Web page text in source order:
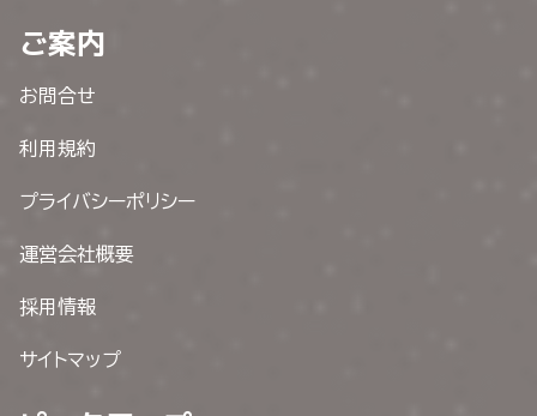
ご案内
お問合せ
利用規約
プライバシーポリシー
運営会社概要
採用情報
サイトマップ